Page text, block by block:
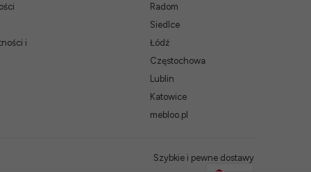
i
Radom
Siedlce
Łódź
Częstochowa
Lublin
Katowice
mebloo.pl
Szybkie i pewne dostawy